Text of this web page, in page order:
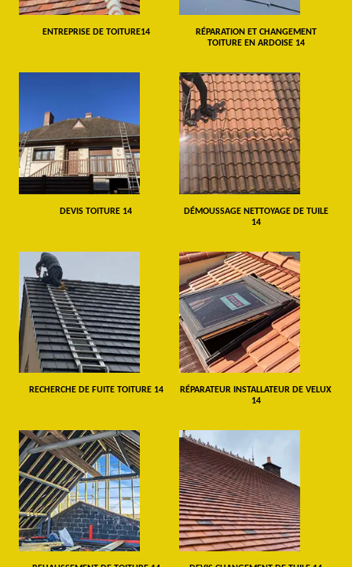
ENTREPRISE DE TOITURE14
RÉPARATION ET CHANGEMENT
TOITURE EN ARDOISE 14
DEVIS TOITURE 14
DÉMOUSSAGE NETTOYAGE DE TUILE
14
RECHERCHE DE FUITE TOITURE 14
RÉPARATEUR INSTALLATEUR DE VELUX
14